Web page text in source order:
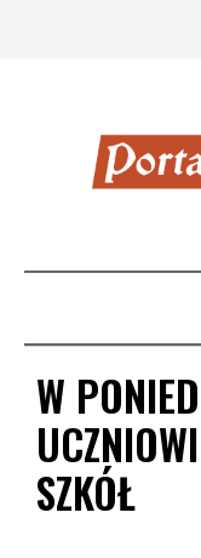
W
SZKÓŁ